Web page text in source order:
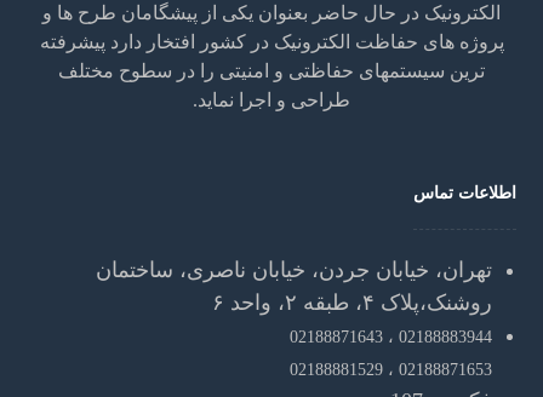
الکترونیک در حال حاضر بعنوان یکی از پیشگامان طرح ها و
پروژه های حفاظت الکترونیک در کشور افتخار دارد پیشرفته
ترین سیستمهای حفاظتی و امنیتی را در سطوح مختلف
طراحی و اجرا نماید.
اطلاعات تماس
تهران، خیابان جردن، خیابان ناصری، ساختمان
روشنک،پلاک ۴، طبقه ۲، واحد ۶
02188883944 ،
02188871643
02188871653 ،
02188881529